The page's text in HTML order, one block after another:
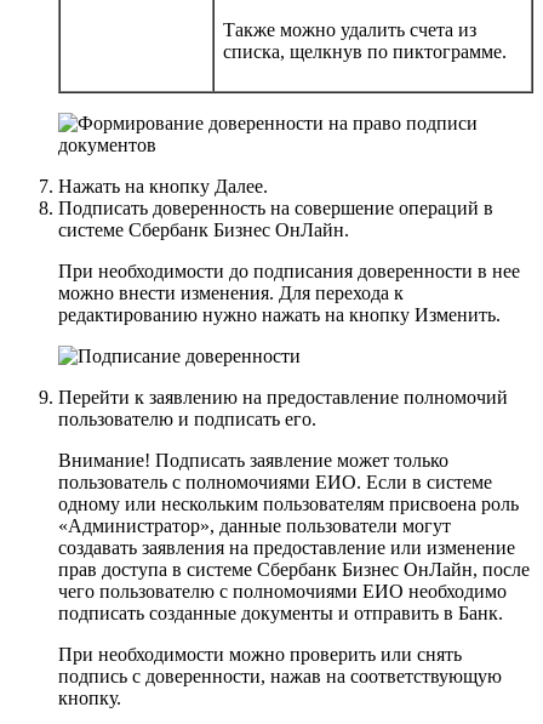
Также можно удалить счета из
списка, щелкнув по пиктограмме.
Нажать на кнопку Далее.
Подписать доверенность на совершение операций в
системе Сбербанк Бизнес ОнЛайн.
При необходимости до подписания доверенности в нее
можно внести изменения. Для перехода к
редактированию нужно нажать на кнопку Изменить.
Перейти к заявлению на предоставление полномочий
пользователю и подписать его.
Внимание! Подписать заявление может только
пользователь с полномочиями ЕИО. Если в системе
одному или нескольким пользователям присвоена роль
«Администратор», данные пользователи могут
создавать заявления на предоставление или изменение
прав доступа в системе Сбербанк Бизнес ОнЛайн, после
чего пользователю с полномочиями ЕИО необходимо
подписать созданные документы и отправить в Банк.
При необходимости можно проверить или снять
подпись с доверенности, нажав на соответствующую
кнопку.